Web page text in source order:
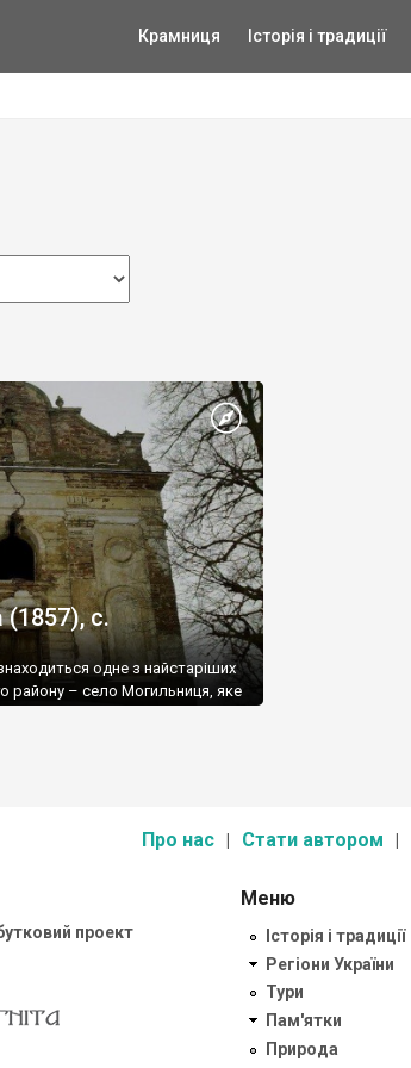
Крамниця Історія і традиції
с.
одне з найстаріших
району – село Могильниця, яке
Про нас Стати автором
проект
Меню
Історія і традиції
Регіони України
Тури
Пам'ятки
Природа